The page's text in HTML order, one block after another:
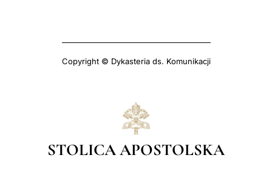
Copyright © Dykasteria ds. Komunikacji
STOLICA APOSTOLSKA